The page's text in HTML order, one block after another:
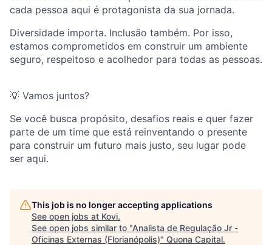
cada pessoa aqui é protagonista da sua jornada.
Diversidade importa. Inclusão também. Por isso,
estamos comprometidos em construir um ambiente
seguro, respeitoso e acolhedor para todas as pessoas.
💡 Vamos juntos?
Se você busca propósito, desafios reais e quer fazer
parte de um time que está reinventando o presente
para construir um futuro mais justo, seu lugar pode
ser aqui.
This job is no longer accepting applications
See open jobs at Kovi.
See open jobs similar to "Analista de Regulação Jr -
Oficinas Externas (Florianópolis)" Quona Capital.